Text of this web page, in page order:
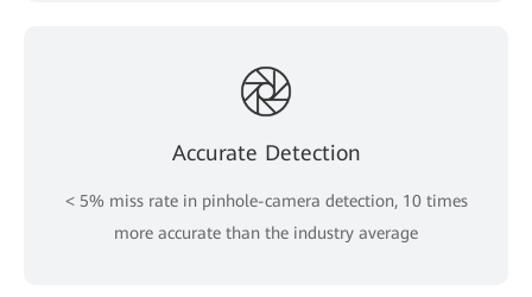
Accurate Detection
< 5% miss rate in pinhole-camera detection, 10 times
more accurate than the industry average